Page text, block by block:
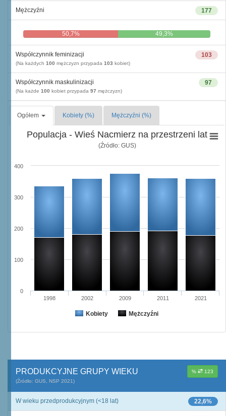
177
Mężczyźni
50,7% 49,3%
103
Współczynnik feminizacji
(Na każdych 100 mężczyzn przypada 103 kobiet)
97
Współczynnik maskulinizacji
(Na każde 100 kobiet przypada 97 mężczyzn)
Ogółem Kobiety (%) Mężczyźni (%)
Populacja - Wieś Nacmierz na przestrzeni lat
(Źródło: GUS)
Kobiety Mężczyźni
1998 2002 2009 2011 2021
0
100
200
300
400
% 123
PRODUKCYJNE GRUPY WIEKU
(Źródło: GUS, NSP 2021)
22,6%
W wieku przedprodukcyjnym (<18 lat)